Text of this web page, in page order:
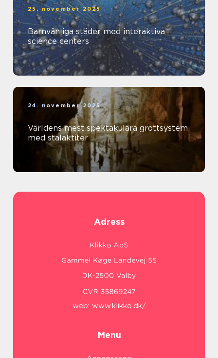
25. november 2025
Barnvänliga städer med interaktiva
science centers
24. november 2025
Världens mest spektakulära grottsystem
med stalaktiter
Adress
web: www.klikko.dk/
Menu